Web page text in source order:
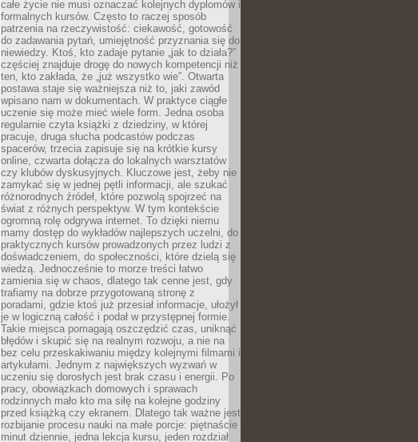
całe życie nie musi oznaczać kolejnych dyplomów i
formalnych kursów. Często to raczej sposób
patrzenia na rzeczywistość: ciekawość, gotowość
do zadawania pytań, umiejętność przyznania się do
niewiedzy. Ktoś, kto zadaje pytanie „jak to działa?”
częściej znajduje drogę do nowych kompetencji niż
ten, kto zakłada, że „już wszystko wie”. Otwarta
postawa staje się ważniejsza niż to, jaki zawód
wpisano nam w dokumentach. W praktyce ciągłe
uczenie się może mieć wiele form. Jedna osoba
regularnie czyta książki z dziedziny, w której
pracuje, druga słucha podcastów podczas
spacerów, trzecia zapisuje się na krótkie kursy
online, czwarta dołącza do lokalnych warsztatów
czy klubów dyskusyjnych. Kluczowe jest, żeby nie
zamykać się w jednej pętli informacji, ale szukać
różnorodnych źródeł, które pozwolą spojrzeć na
świat z różnych perspektyw. W tym kontekście
ogromną rolę odgrywa internet. To dzięki niemu
mamy dostęp do wykładów najlepszych uczelni, do
praktycznych kursów prowadzonych przez ludzi z
doświadczeniem, do społeczności, które dzielą się
wiedzą. Jednocześnie to morze treści łatwo
zamienia się w chaos, dlatego tak cenne jest, gdy
trafiamy na dobrze przygotowaną stronę z
poradami, gdzie ktoś już przesiał informacje, ułożył
je w logiczną całość i podał w przystępnej formie.
Takie miejsca pomagają oszczędzić czas, uniknąć
błędów i skupić się na realnym rozwoju, a nie na
bez celu przeskakiwaniu między kolejnymi filmami i
artykułami. Jednym z największych wyzwań w
uczeniu się dorosłych jest brak czasu i energii. Po
pracy, obowiązkach domowych i sprawach
rodzinnych mało kto ma siłę na kolejne godziny
przed książką czy ekranem. Dlatego tak ważne jest
rozbijanie procesu nauki na małe porcje: piętnaście
minut dziennie, jedna lekcja kursu, jeden rozdział